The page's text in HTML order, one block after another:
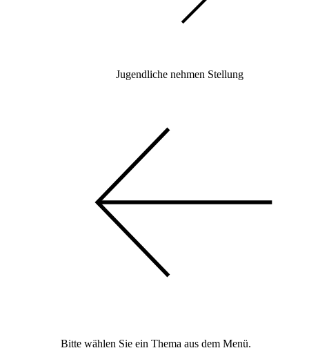
Jugendliche nehmen Stellung
Bitte wählen Sie ein Thema aus dem Menü.